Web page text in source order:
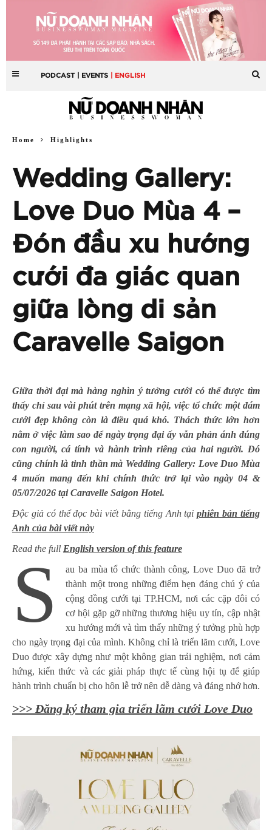
PODCAST | EVENTS | ENGLISH
Home Highlights
Wedding Gallery:
Love Duo Mùa 4 –
Đón đầu xu hướng
cưới đa giác quan
giữa lòng di sản
Caravelle Saigon
Giữa thời đại mà hàng nghìn ý tưởng cưới có thể được tìm
thấy chỉ sau vài phút trên mạng xã hội, việc tổ chức một đám
cưới đẹp không còn là điều quá khó. Thách thức lớn hơn
nằm ở việc làm sao để ngày trọng đại ấy vẫn phản ánh đúng
con người, cá tính và hành trình riêng của hai người. Đó
cũng chính là tinh thần mà Wedding Gallery: Love Duo Mùa
4 muốn mang đến khi chính thức trở lại vào ngày 04 &
05/07/2026 tại Caravelle Saigon Hotel.
Độc giả có thể đọc bài viết bằng tiếng Anh tạiphiên bản tiếng
Anh của bài viết này
Read the full English version of this feature
S
au ba mùa tổ chức thành công, Love Duo đã trở
thành một trong những điểm hẹn đáng chú ý của
cộng đồng cưới tại TP.HCM, nơi các cặp đôi có
cơ hội gặp gỡ những thương hiệu uy tín, cập nhật
xu hướng mới và tìm thấy những ý tưởng phù hợp
cho ngày trọng đại của mình. Không chỉ là triển lãm cưới, Love
Duo được xây dựng như một không gian trải nghiệm, nơi cảm
hứng, kiến thức và các giải pháp thực tế cùng hội tụ để giúp
hành trình chuẩn bị cho hôn lễ trở nên dễ dàng và đáng nhớ hơn.
>>> Đăng ký tham gia triển lãm cưới Love Duo